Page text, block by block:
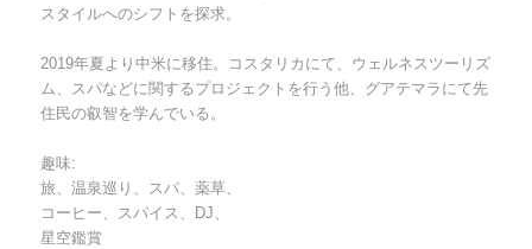
スタイルへのシフトを探求。
2019年夏より中米に移住。コスタリカにて、ウェルネスツーリズ
ム、スパなどに関するプロジェクトを行う他、グアテマラにて先
住民の叡智を学んでいる。
趣味:
旅、温泉巡り、スパ、薬草、
コーヒー、スパイス、DJ、
星空鑑賞